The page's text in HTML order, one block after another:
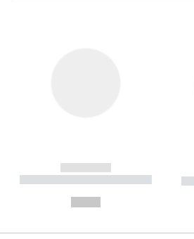
------------
----------- ----------- --------